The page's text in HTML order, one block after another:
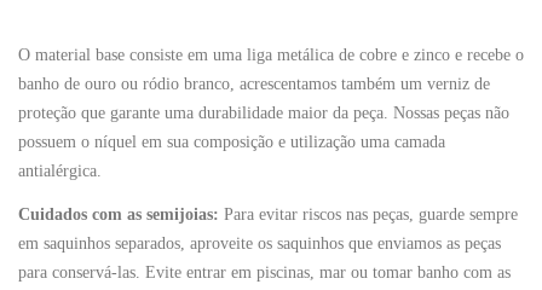
O material base consiste em uma liga metálica de cobre e zinco e recebe o
banho de ouro ou ródio branco, acrescentamos também um verniz de
proteção que garante uma durabilidade maior da peça. Nossas peças não
possuem o níquel em sua composição e utilização uma camada
antialérgica.
Cuidados com as semijoias: Para evitar riscos nas peças, guarde sempre
em saquinhos separados, aproveite os saquinhos que enviamos as peças
para conservá-las. Evite entrar em piscinas, mar ou tomar banho com as